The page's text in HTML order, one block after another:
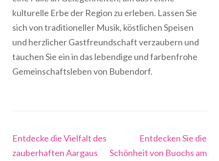
kulturelle Erbe der Region zu erleben. Lassen Sie
sich von traditioneller Musik, köstlichen Speisen
und herzlicher Gastfreundschaft verzaubern und
tauchen Sie ein in das lebendige und farbenfrohe
Gemeinschaftsleben von Bubendorf.
Beitragsnavigation
Entdecke die Vielfalt des
zauberhaften Aargaus
Entdecken Sie die
Schönheit von Buochs am